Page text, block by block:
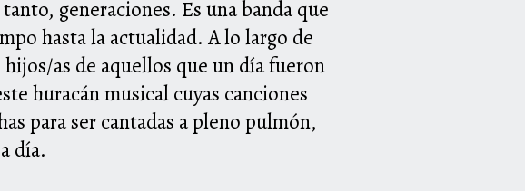
generaciones. Es una banda que
hasta la actualidad. A lo largo de
as de aquellos que un día fueron
huracán musical cuyas canciones
para ser cantadas a pleno pulmón,
día.